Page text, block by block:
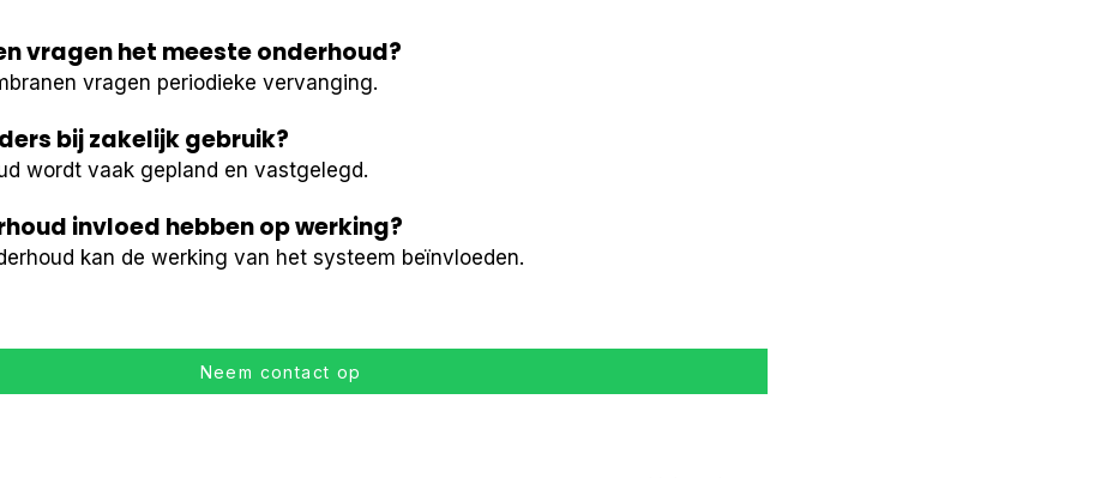
vragen het meeste onderhoud?
vragen periodieke vervanging.
bij zakelijk gebruik?
wordt vaak gepland en vastgelegd.
invloed hebben op werking?
kan de werking van het systeem beïnvloeden.
Neem contact op